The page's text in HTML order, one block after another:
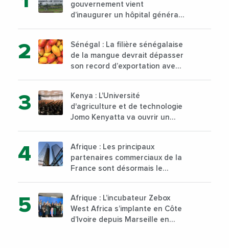
gouvernement vient
d’inaugurer un hôpital général
Sénégal : La filière sénégalaise
de la mangue devrait dépasser
son record d’exportation avec
Kenya : L’Université
d'agriculture et de technologie
Jomo Kenyatta va ouvrir un
sur son campus de Karen à
Nairobi dès janvier 2023
Afrique : Les principaux
partenaires commerciaux de la
France sont désormais le
Afrique : L’incubateur Zebox
West Africa s’implante en Côte
d’Ivoire depuis Marseille en